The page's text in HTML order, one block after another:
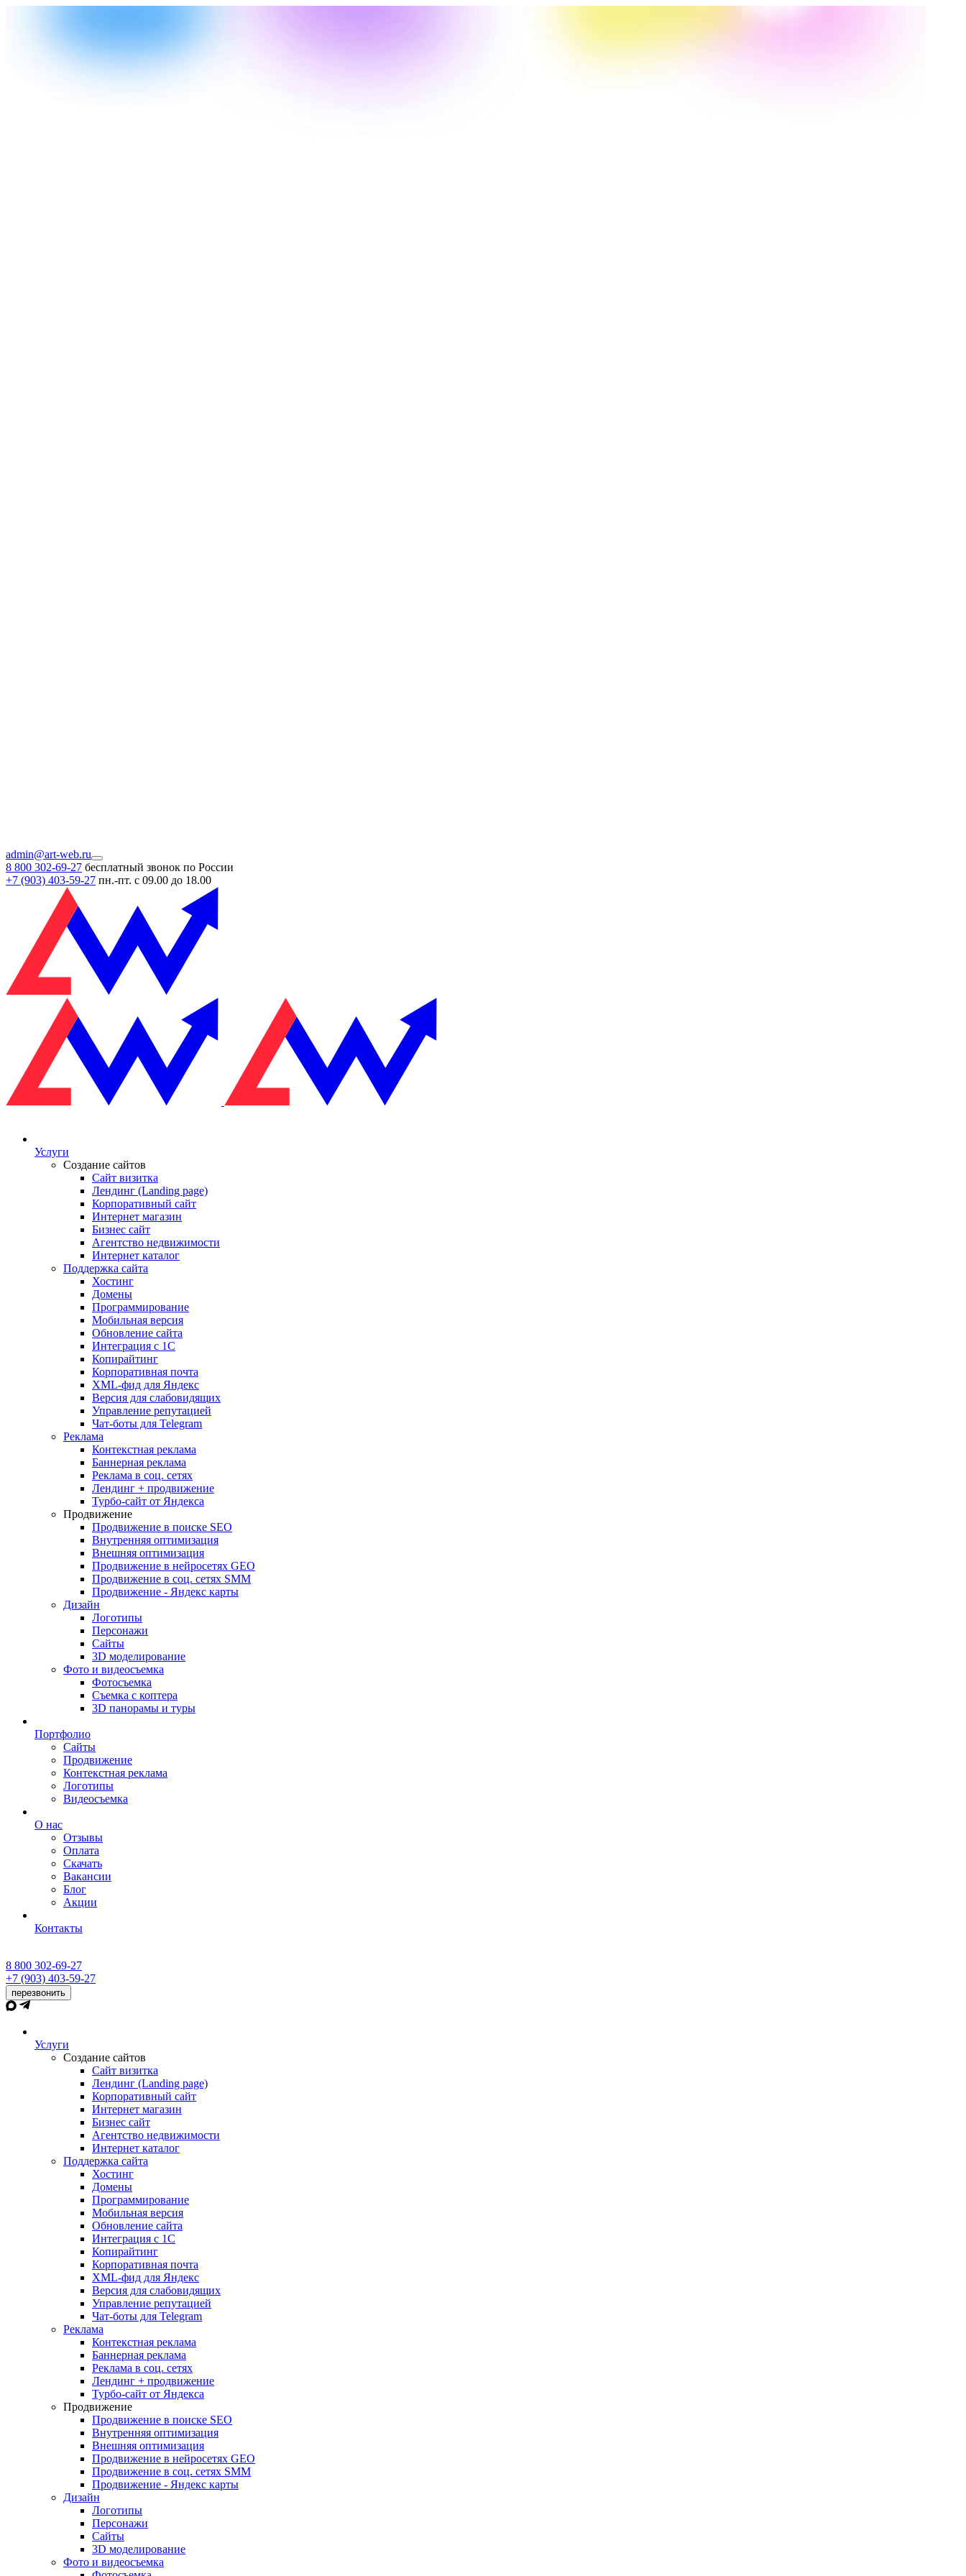
admin@art-web.ru
8 800 302-69-27 бесплатный звонок по России
+7 (903) 403-59-27 пн.-пт. с 09.00 до 18.00
Услуги
Создание сайтов
Сайт визитка
Лендинг (Landing page)
Корпоративный сайт
Интернет магазин
Бизнес сайт
Агентство недвижимости
Интернет каталог
Поддержка сайта
Хостинг
Домены
Программирование
Мобильная версия
Обновление сайта
Интеграция с 1С
Копирайтинг
Корпоративная почта
XML-фид для Яндекс
Версия для слабовидящих
Управление репутацией
Чат-боты для Telegram
Реклама
Контекстная реклама
Баннерная реклама
Реклама в соц. сетях
Лендинг + продвижение
Турбо-сайт от Яндекса
Продвижение
Продвижение в поиске SEO
Внутренняя оптимизация
Внешняя оптимизация
Продвижение в нейросетях GEO
Продвижение в соц. сетях SMM
Продвижение - Яндекс карты
Дизайн
Логотипы
Персонажи
Сайты
3D моделирование
Фото и видеосъемка
Фотосъемка
Съемка с коптера
3D панорамы и туры
Портфолио
Сайты
Продвижение
Контекстная реклама
Логотипы
Видеосъемка
О нас
Отзывы
Оплата
Скачать
Вакансии
Блог
Акции
Контакты
8 800 302-69-27
+7 (903) 403-59-27
перезвонить
Услуги
Создание сайтов
Сайт визитка
Лендинг (Landing page)
Корпоративный сайт
Интернет магазин
Бизнес сайт
Агентство недвижимости
Интернет каталог
Поддержка сайта
Хостинг
Домены
Программирование
Мобильная версия
Обновление сайта
Интеграция с 1С
Копирайтинг
Корпоративная почта
XML-фид для Яндекс
Версия для слабовидящих
Управление репутацией
Чат-боты для Telegram
Реклама
Контекстная реклама
Баннерная реклама
Реклама в соц. сетях
Лендинг + продвижение
Турбо-сайт от Яндекса
Продвижение
Продвижение в поиске SEO
Внутренняя оптимизация
Внешняя оптимизация
Продвижение в нейросетях GEO
Продвижение в соц. сетях SMM
Продвижение - Яндекс карты
Дизайн
Логотипы
Персонажи
Сайты
3D моделирование
Фото и видеосъемка